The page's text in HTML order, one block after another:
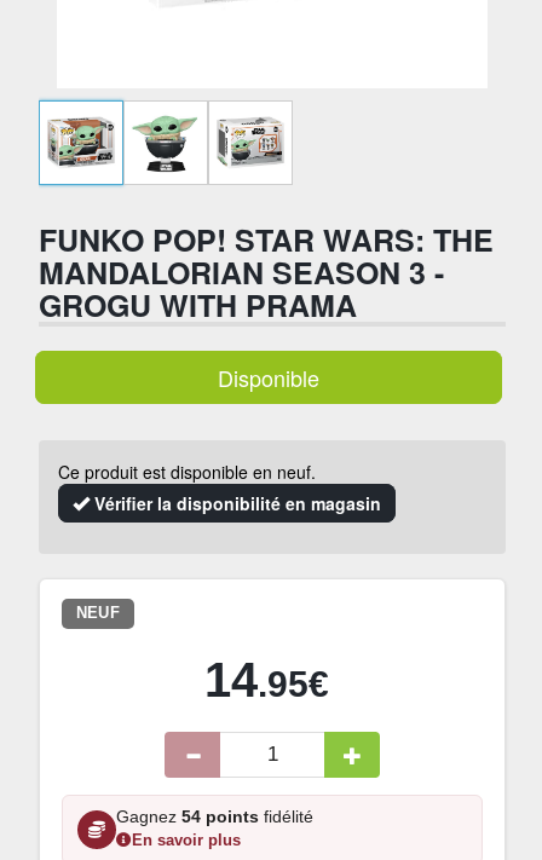
FUNKO POP! STAR WARS: THE
MANDALORIAN SEASON 3 -
GROGU WITH PRAMA
Disponible
Ce produit est disponible en neuf.
Vérifier la disponibilité en magasin
NEUF
14.95€
Gagnez 54 points fidélité
En savoir plus